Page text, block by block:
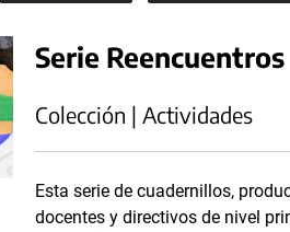
Serie Reencuentros
Colección | Actividades
Esta serie de cuadernillos,
docentes y directivos de nivel